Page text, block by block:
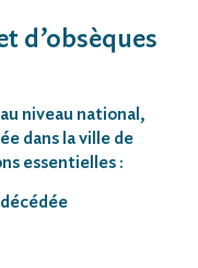
d’obsèques
niveau national,
dans la ville de
essentielles :